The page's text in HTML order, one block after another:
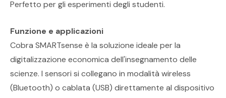
Perfetto per gli esperimenti degli studenti.
Funzione e applicazioni
Cobra SMARTsense è la soluzione ideale per la
digitalizzazione economica dell'insegnamento delle
scienze. I sensori si collegano in modalità wireless
(Bluetooth) o cablata (USB) direttamente al dispositivo